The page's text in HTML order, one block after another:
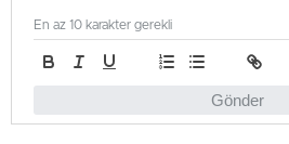
Gönder
En az 10 karakter gerekli